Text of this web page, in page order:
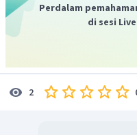
Perdalam
di sesi
2